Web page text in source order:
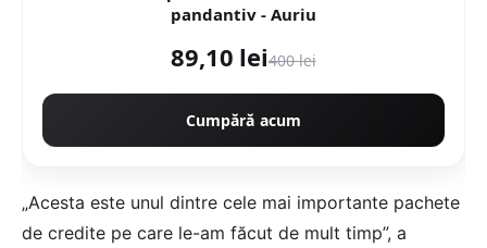
pandantiv - Auriu
89,10 lei400 lei
Cumpără acum
„Acesta este unul dintre cele mai importante pachete
de credite pe care le-am făcut de mult timp”, a